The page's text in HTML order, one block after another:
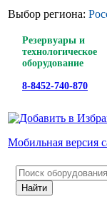
Выбор региона:
Резервуары и
технологическое
оборудование
8-8452-740-870
Мобильная версия